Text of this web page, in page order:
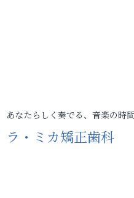
あなたらしく奏でる、音楽の時
ラ・ミカ矯正歯科